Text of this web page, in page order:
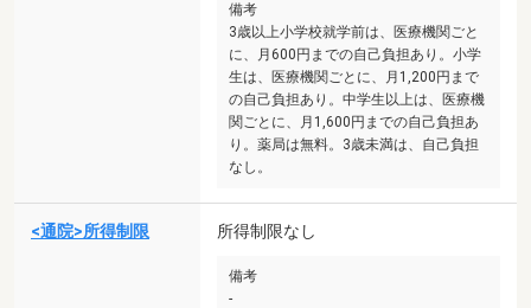
備考
3歳以上小学校就学前は、医療機関ごと
に、月600円までの自己負担あり。小学
生は、医療機関ごとに、月1,200円まで
の自己負担あり。中学生以上は、医療機
関ごとに、月1,600円までの自己負担あ
り。薬局は無料。3歳未満は、自己負担
なし。
<通院>所得制限 所得制限なし
備考
-